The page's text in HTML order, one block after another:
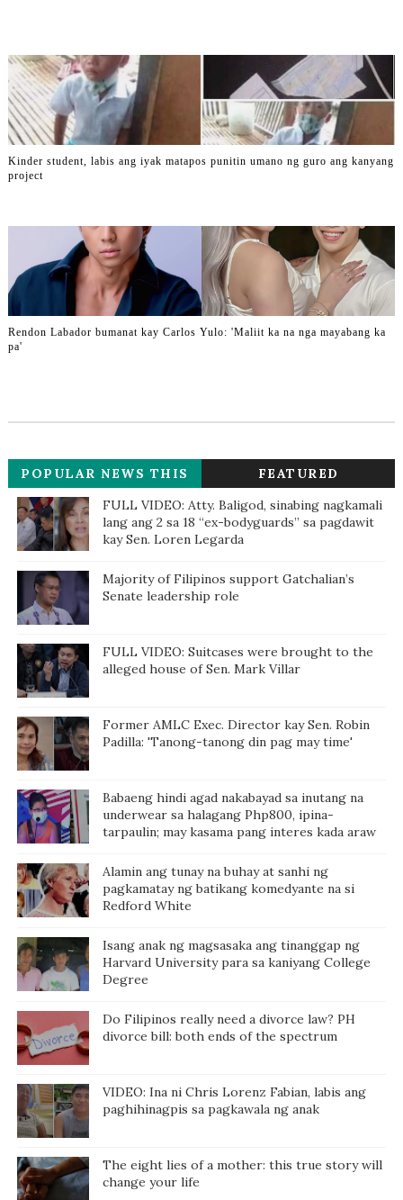
Kinder student, labis ang iyak matapos punitin umano ng guro ang kanyang
project
Rendon Labador bumanat kay Carlos Yulo: 'Maliit ka na nga mayabang ka
pa'
POPULAR NEWS THIS
WEEK
FEATURED
FULL VIDEO: Atty. Baligod, sinabing nagkamali
lang ang 2 sa 18 “ex-bodyguards” sa pagdawit
kay Sen. Loren Legarda
Majority of Filipinos support Gatchalian’s
Senate leadership role
FULL VIDEO: Suitcases were brought to the
alleged house of Sen. Mark Villar
Former AMLC Exec. Director kay Sen. Robin
Padilla: 'Tanong-tanong din pag may time'
Babaeng hindi agad nakabayad sa inutang na
underwear sa halagang Php800, ipina-
tarpaulin; may kasama pang interes kada araw
Alamin ang tunay na buhay at sanhi ng
pagkamatay ng batikang komedyante na si
Redford White
Isang anak ng magsasaka ang tinanggap ng
Harvard University para sa kaniyang College
Degree
Do Filipinos really need a divorce law? PH
divorce bill: both ends of the spectrum
VIDEO: Ina ni Chris Lorenz Fabian, labis ang
paghihinagpis sa pagkawala ng anak
The eight lies of a mother: this true story will
change your life